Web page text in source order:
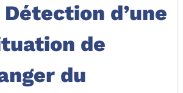
Détection d’une
de
du